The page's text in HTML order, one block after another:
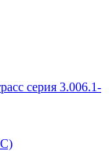
серия 3.006.1-